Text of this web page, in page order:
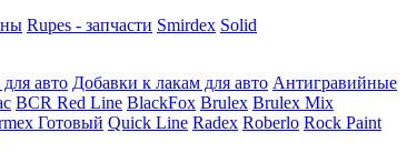
Rupes - запчасти Smirdex Solid
авто Добавки к лакам для авто Антигравийные
BCR Red Line BlackFox Brulex Brulex Mix
Готовый Quick Line Radex Roberlo Rock Paint